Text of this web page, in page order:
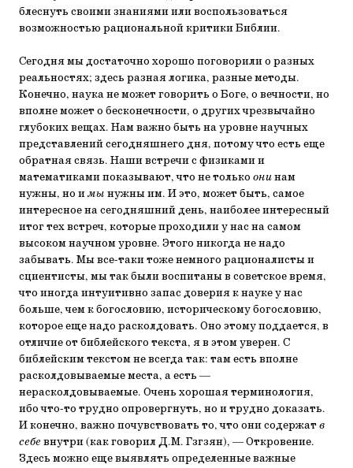
блеснуть своими знаниями или воспользоваться
возможностью рациональной критики Библии.
Сегодня мы достаточно хорошо поговорили о разных
реальностях; здесь разная логика, разные методы.
Конечно, наука не может говорить о Боге, о вечности, но
вполне может о бесконечности, о других чрезвычайно
глубоких вещах. Нам важно быть на уровне научных
представлений сегодняшнего дня, потому что есть еще
обратная связь. Наши встречи с физиками и
математиками показывают, что не только онинам
нужны, но имы нужны им. И это, может быть, самое
интересное на сегодняшний день, наиболее интересный
итог тех встреч, которые проходили у нас на самом
высоком научном уровне. Этого никогда не надо
забывать. Мы все-таки тоже немного рационалисты и
сциентисты, мы так были воспитаны в советское время,
что иногда интуитивно запас доверия к науке у нас
больше, чем к богословию, историческому богословию,
которое еще надо расколдовать. Оно этому поддается, в
отличие от библейского текста, я в этом уверен. С
библейским текстом не всегда так: там есть вполне
расколдовываемые места, а есть —
нерасколдовываемые. Очень хорошая терминология,
ибо что-то трудно опровергнуть, но и трудно доказать.
И конечно, важно почувствовать то, что они содержатв
себевнутри (как говорил Д.М. Гзгзян), — Откровение.
Здесь можно еще выявлять определенные важные